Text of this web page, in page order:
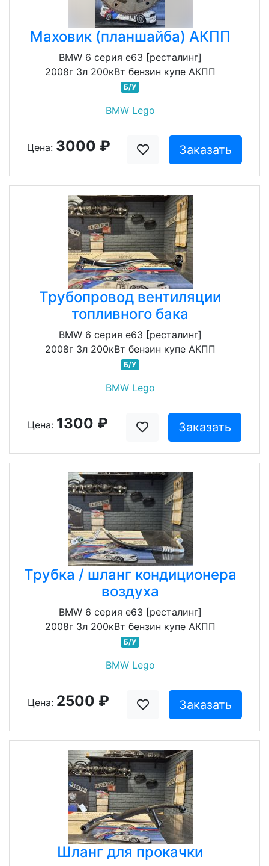
Маховик (планшайба) АКПП
BMW 6 серия e63 [ресталинг]
2008г 3л 200кВт бензин купе АКПП
Б/У
BMW Lego
Цена: 3000 ₽ Заказать
Трубопровод вентиляции
топливного бака
BMW 6 серия e63 [ресталинг]
2008г 3л 200кВт бензин купе АКПП
Б/У
BMW Lego
Цена: 1300 ₽ Заказать
Трубка / шланг кондиционера
воздуха
BMW 6 серия e63 [ресталинг]
2008г 3л 200кВт бензин купе АКПП
Б/У
BMW Lego
Цена: 2500 ₽ Заказать
Шланг для прокачки